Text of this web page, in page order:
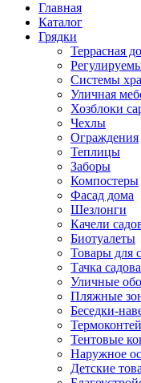
Главная
Каталог
Грядки
Террасная
Системы
Уличная
Хозблоки
Чехлы
Ограждения
Теплицы
Заборы
Компостеры
Фасад дома
Шезлонги
Качели
Биотуалеты
Товары для
Тачка
Уличные
Пляжные
Беседки-
Тентовые
Наружное
Детские